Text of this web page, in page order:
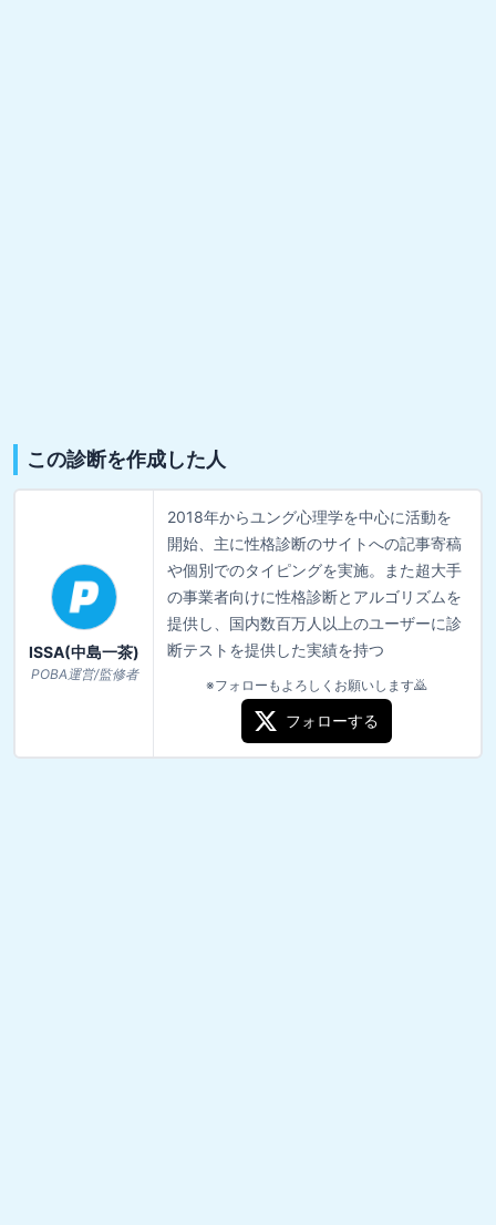
この診断を作成した人
ISSA(中島一茶)
POBA運営/監修者
2018年からユング心理学を中心に活動を
開始、主に性格診断のサイトへの記事寄稿
や個別でのタイピングを実施。また超大手
の事業者向けに性格診断とアルゴリズムを
提供し、国内数百万人以上のユーザーに診
断テストを提供した実績を持つ
※フォローもよろしくお願いします🙇
フォローする